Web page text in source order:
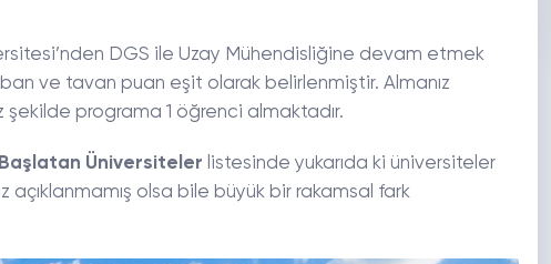
DGS ile Uzay Mühendisliğine devam etmek
ve tavan puan eşit olarak belirlenmiştir. Almanız
şekilde programa 1 öğrenci almaktadır.
Başlatan Üniversiteler listesinde yukarıda ki üniversiteler
açıklanmamış olsa bile büyük bir rakamsal fark